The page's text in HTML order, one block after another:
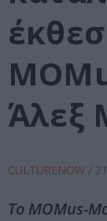
Άλεξ
CULTURENOW /
Το MOMus-